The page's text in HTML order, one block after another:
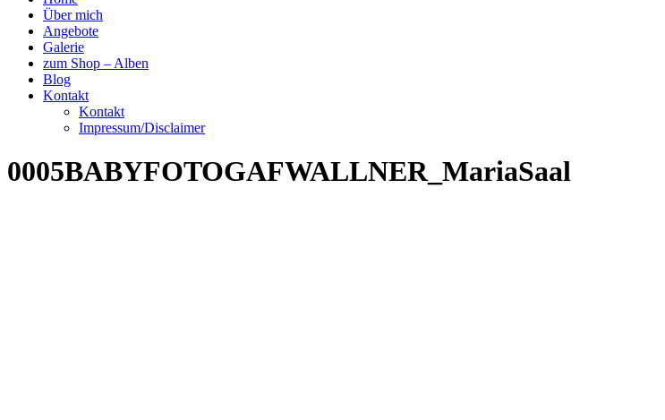
Über mich
Angebote
Galerie
zum Shop – Alben
Blog
Kontakt
Kontakt
Impressum/Disclaimer
0005BABYFOTOGAFWALLNER_MariaSaal